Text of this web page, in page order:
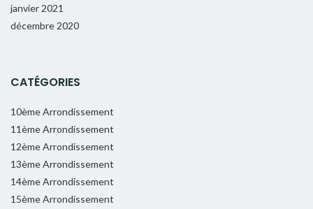
janvier 2021
décembre 2020
CATÉGORIES
10ème Arrondissement
11ème Arrondissement
12ème Arrondissement
13ème Arrondissement
14ème Arrondissement
15ème Arrondissement